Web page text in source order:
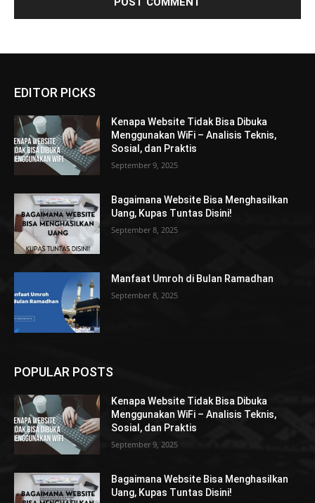
EDITOR PICKS
Kenapa Website Tidak Bisa Dibuka
Menggunakan WiFi – Analisis Teknis,
Sosial, dan Praktis
September 9, 2025
Bagaimana Website Bisa Menghasilkan
Uang, Kupas Tuntas Disini!
September 8, 2025
Manfaat Umroh di Bulan Ramadhan
September 8, 2025
POPULAR POSTS
Kenapa Website Tidak Bisa Dibuka
Menggunakan WiFi – Analisis Teknis,
Sosial, dan Praktis
September 9, 2025
Bagaimana Website Bisa Menghasilkan
Uang, Kupas Tuntas Disini!